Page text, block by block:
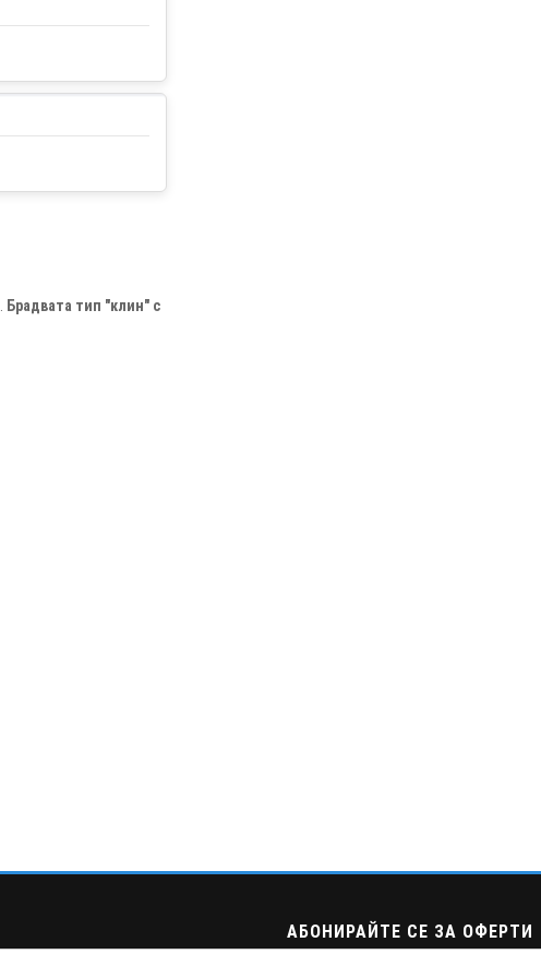
Брадвата тип "клин" с
АБОНИРАЙТЕ СЕ ЗА ОФЕРТИ